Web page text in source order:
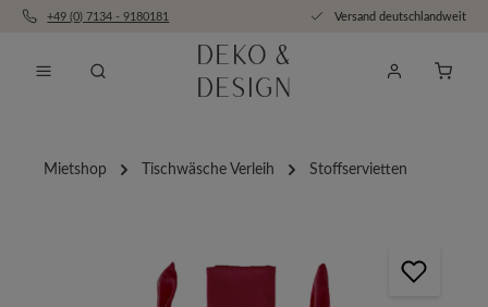
Zum Hauptinhalt springen
+49 (0) 7134 - 9180181 Versand deutschlandweit
Mietshop Tischwäsche Verleih Stoffservietten